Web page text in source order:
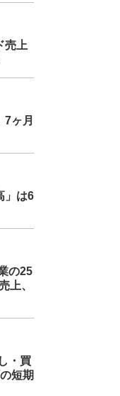
売上
7ヶ月
」は6
の25
上、
・買
短期